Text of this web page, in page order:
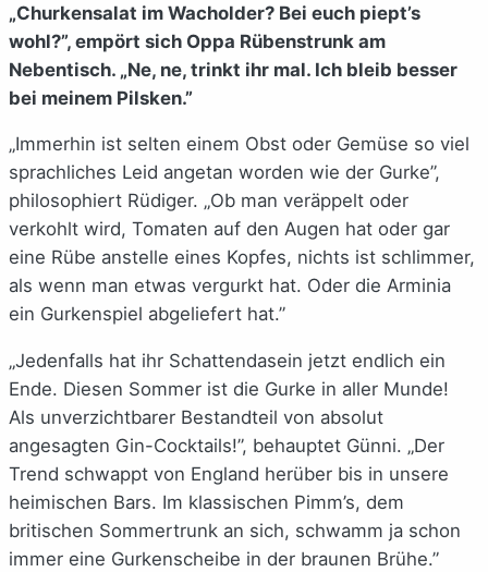
„Churkensalat im Wacholder? Bei euch piept’s
wohl?”, empört sich Oppa Rübenstrunk am
Nebentisch. „Ne, ne, trinkt ihr mal. Ich bleib besser
bei meinem Pilsken.”
„Immerhin ist selten einem Obst oder Gemüse so viel
sprachliches Leid angetan worden wie der Gurke”,
philosophiert Rüdiger. „Ob man veräppelt oder
verkohlt wird, Tomaten auf den Augen hat oder gar
eine Rübe anstelle eines Kopfes, nichts ist schlimmer,
als wenn man etwas vergurkt hat. Oder die Arminia
ein Gurkenspiel abgeliefert hat.”
„Jedenfalls hat ihr Schattendasein jetzt endlich ein
Ende. Diesen Sommer ist die Gurke in aller Munde!
Als unverzichtbarer Bestandteil von absolut
angesagten Gin-Cocktails!”, behauptet Günni. „Der
Trend schwappt von England herüber bis in unsere
heimischen Bars. Im klassischen Pimm’s, dem
britischen Sommertrunk an sich, schwamm ja schon
immer eine Gurkenscheibe in der braunen Brühe.”